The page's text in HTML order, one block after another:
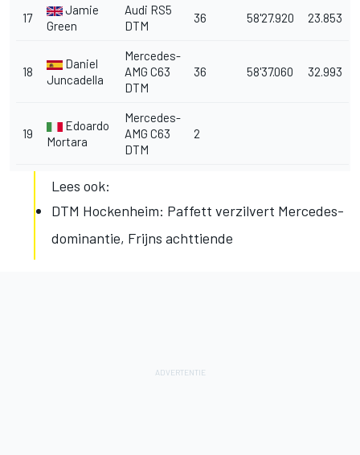
17
Jamie
Green
Audi RS5
DTM
36 58'27.920 23.853
18
Daniel
Juncadella
Mercedes-
AMG C63
DTM
36 58'37.060 32.993
19
Edoardo
Mortara
Mercedes-
AMG C63
DTM
2
Lees ook:
DTM Hockenheim: Paffett verzilvert Mercedes-
dominantie, Frijns achttiende